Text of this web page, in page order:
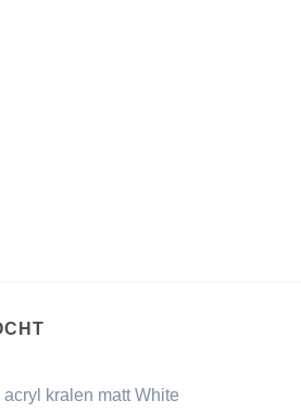
acryl kralen matt White